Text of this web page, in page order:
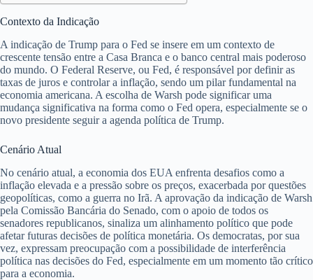
Contexto da Indicação
A indicação de Trump para o Fed se insere em um contexto de
crescente tensão entre a Casa Branca e o banco central mais poderoso
do mundo. O Federal Reserve, ou Fed, é responsável por definir as
taxas de juros e controlar a inflação, sendo um pilar fundamental na
economia americana. A escolha de Warsh pode significar uma
mudança significativa na forma como o Fed opera, especialmente se o
novo presidente seguir a agenda política de Trump.
Cenário Atual
No cenário atual, a economia dos EUA enfrenta desafios como a
inflação elevada e a pressão sobre os preços, exacerbada por questões
geopolíticas, como a guerra no Irã. A aprovação da indicação de Warsh
pela Comissão Bancária do Senado, com o apoio de todos os
senadores republicanos, sinaliza um alinhamento político que pode
afetar futuras decisões de política monetária. Os democratas, por sua
vez, expressam preocupação com a possibilidade de interferência
política nas decisões do Fed, especialmente em um momento tão crítico
para a economia.